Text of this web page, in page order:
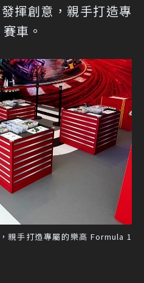
揮創意，親手打造專
車。
親手打造專屬的樂高 Formula 1